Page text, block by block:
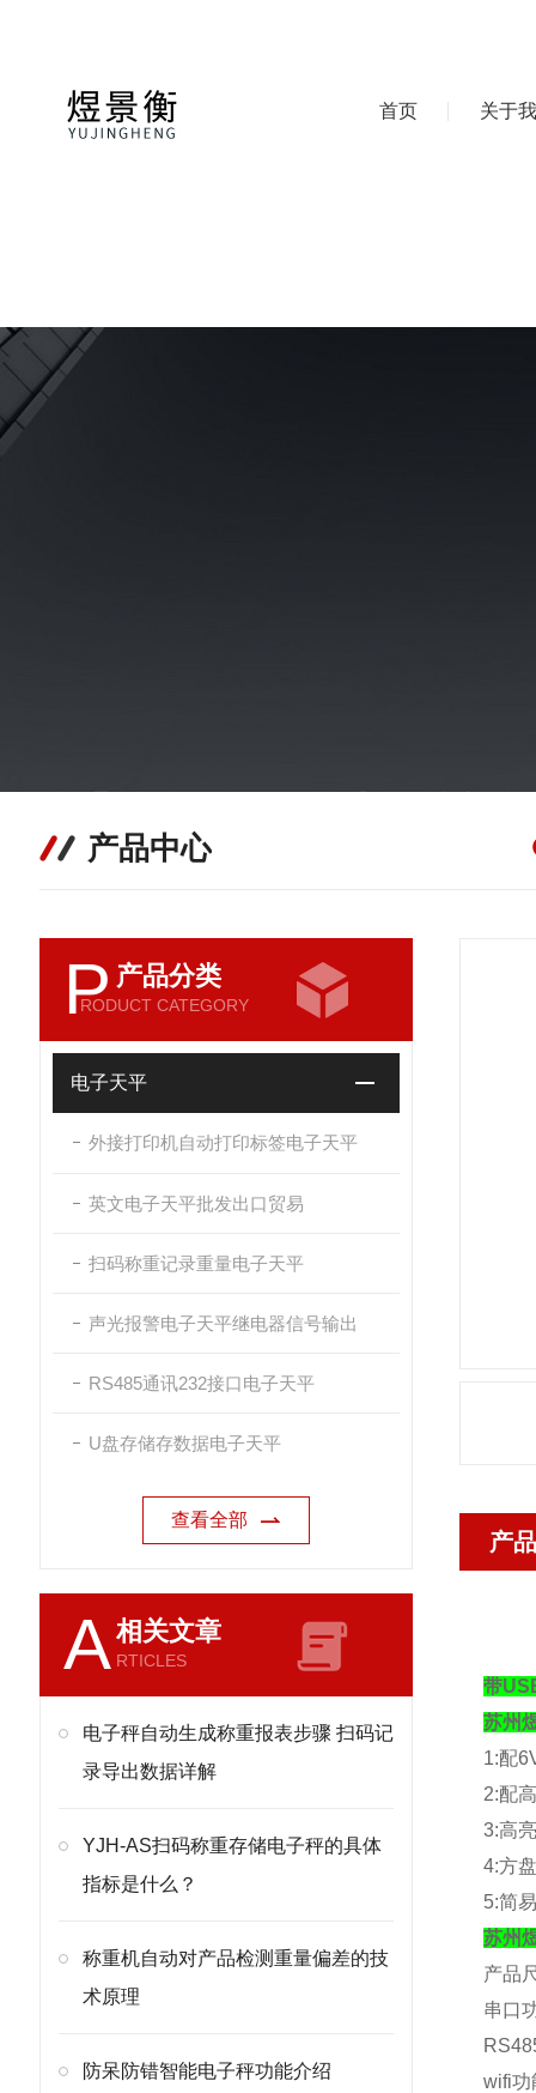
首页 关于
产品中心
P 产品分类
RODUCT CATEGORY
电子天平
外接打印机自动打印标签电子天平
英文电子天平批发出口贸易
扫码称重记录重量电子天平
声光报警电子天平继电器信号输出
RS485通讯232接口电子天平
U盘存储存数据电子天平
查看全部
A相关文章
RTICLES
电子秤自动生成称重报表步骤 扫码记
录导出数据详解
YJH-AS扫码称重存储电子秤的具体
指标是什么？
称重机自动对产品检测重量偏差的技
术原理
防呆防错智能电子秤功能介绍
产
带
苏州
1:配
2:配
3:高
4:方盘
5:简
苏州
产品
串口
wifi